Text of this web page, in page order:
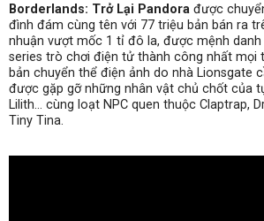
Borderlands: Trở Lại Pandora được
đình đám cùng tên với 77 triệu bản bán ra
nhuận vượt mốc 1 tỉ đô la, được mệnh
series trò chơi điện tử thành công nhất mọi
bản chuyển thể điện ảnh do nhà Lionsgate
được gặp gỡ những nhân vật chủ chốt của
Lilith… cùng loạt NPC quen thuộc Claptrap,
Tiny Tina.